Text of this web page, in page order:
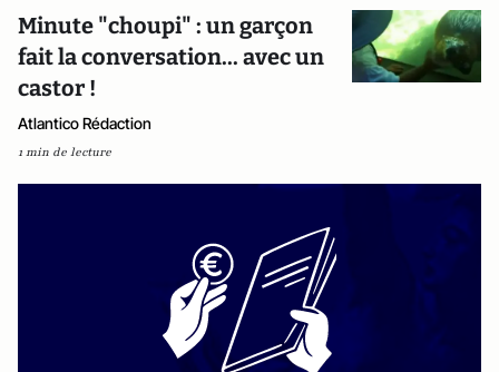
Minute "choupi" : un garçon
fait la conversation... avec un
castor !
Atlantico Rédaction
1 min de lecture